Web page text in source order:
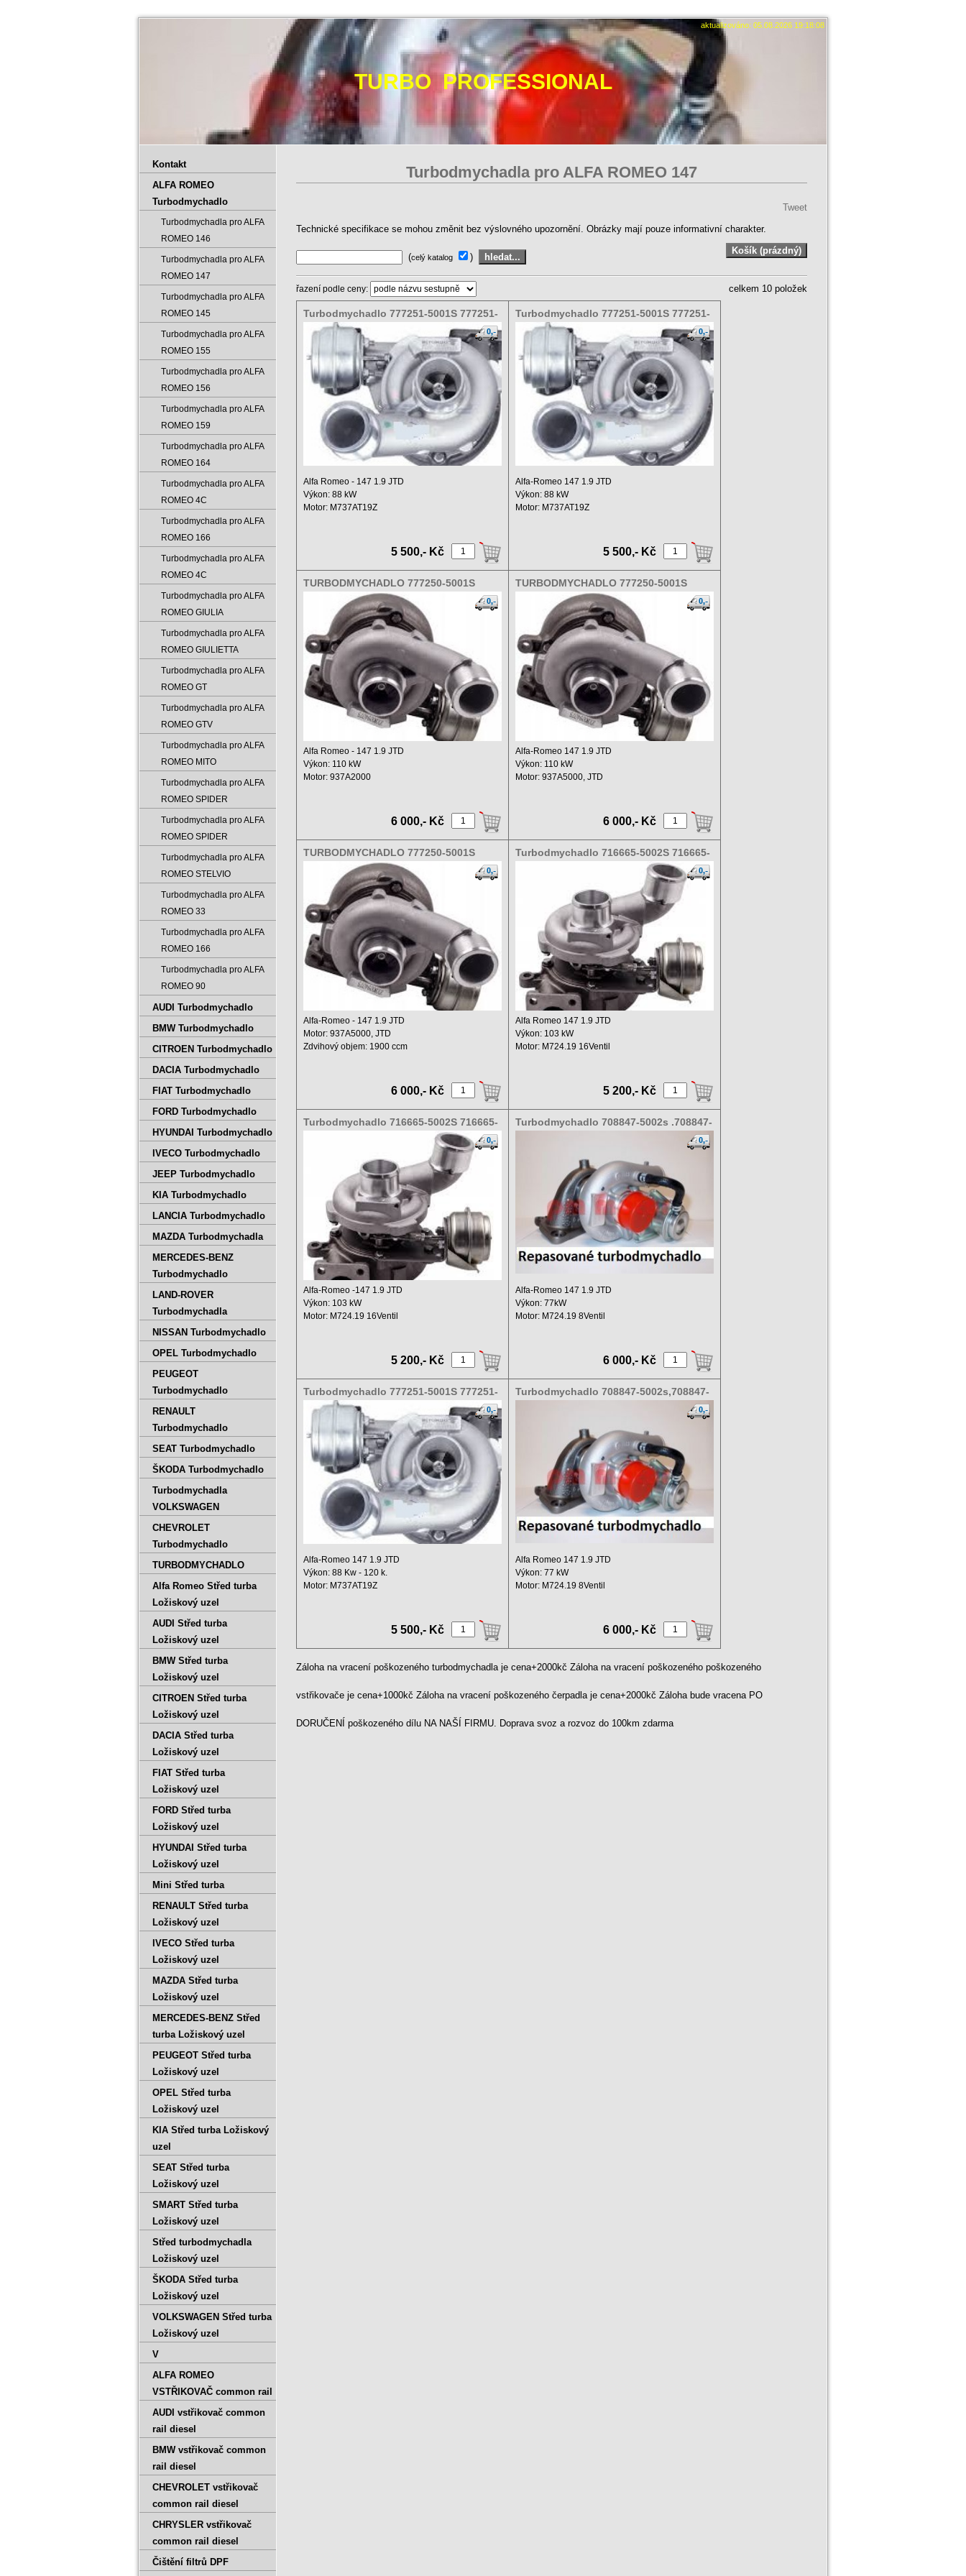
aktualizováno: 05.08.2026 19:18:08
TURBO PROFESSIONAL
Turbodmychadla pro ALFA ROMEO 147
Tweet
Technické specifikace se mohou změnit bez výslovného upozornění. Obrázky mají pouze informativní charakter.
(celý katalog )
řazení podle ceny: celkem 10 položek
Turbodmychadlo 777251-5001S 777251-
0001
Alfa Romeo - 147 1.9 JTD
Výkon: 88 kW
Motor: M737AT19Z
5 500,- Kč
Turbodmychadlo 777251-5001S 777251-
0001
Alfa-Romeo 147 1.9 JTD
Výkon: 88 kW
Motor: M737AT19Z
5 500,- Kč
TURBODMYCHADLO 777250-5001S
777250-0001
Alfa Romeo - 147 1.9 JTD
Výkon: 110 kW
Motor: 937A2000
6 000,- Kč
TURBODMYCHADLO 777250-5001S
777250-0001
Alfa-Romeo 147 1.9 JTD
Výkon: 110 kW
Motor: 937A5000, JTD
6 000,- Kč
TURBODMYCHADLO 777250-5001S
777250-0001
Alfa-Romeo - 147 1.9 JTD
Motor: 937A5000, JTD
Zdvihový objem: 1900 ccm
6 000,- Kč
Turbodmychadlo 716665-5002S 716665-
Alfa Romeo 147 1.9 JTD
Výkon: 103 kW
Motor: M724.19 16Ventil
5 200,- Kč
Turbodmychadlo 716665-5002S 716665-
Alfa-Romeo -147 1.9 JTD
Výkon: 103 kW
Motor: M724.19 16Ventil
5 200,- Kč
Turbodmychadlo 708847-5002s .708847-
Alfa-Romeo 147 1.9 JTD
Výkon: 77kW
Motor: M724.19 8Ventil
6 000,- Kč
Turbodmychadlo 777251-5001S 777251-
0001
Alfa-Romeo 147 1.9 JTD
Výkon: 88 Kw - 120 k.
Motor: M737AT19Z
5 500,- Kč
Turbodmychadlo 708847-5002s,708847-
Alfa Romeo 147 1.9 JTD
Výkon: 77 kW
Motor: M724.19 8Ventil
6 000,- Kč
Záloha na vracení poškozeného turbodmychadla je cena+2000kč Záloha na vracení poškozeného poškozeného
vstřikovače je cena+1000kč Záloha na vracení poškozeného čerpadla je cena+2000kč Záloha bude vracena PO
DORUČENÍ poškozeného dílu NA NAŠÍ FIRMU. Doprava svoz a rozvoz do 100km zdarma
Kontakt
ALFA ROMEO
Turbodmychadlo
Turbodmychadla pro ALFA
ROMEO 146
Turbodmychadla pro ALFA
ROMEO 147
Turbodmychadla pro ALFA
ROMEO 145
Turbodmychadla pro ALFA
ROMEO 155
Turbodmychadla pro ALFA
ROMEO 156
Turbodmychadla pro ALFA
ROMEO 159
Turbodmychadla pro ALFA
ROMEO 164
Turbodmychadla pro ALFA
ROMEO 4C
Turbodmychadla pro ALFA
ROMEO 166
Turbodmychadla pro ALFA
ROMEO 4C
Turbodmychadla pro ALFA
ROMEO GIULIA
Turbodmychadla pro ALFA
ROMEO GIULIETTA
Turbodmychadla pro ALFA
ROMEO GT
Turbodmychadla pro ALFA
ROMEO GTV
Turbodmychadla pro ALFA
ROMEO MITO
Turbodmychadla pro ALFA
ROMEO SPIDER
Turbodmychadla pro ALFA
ROMEO SPIDER
Turbodmychadla pro ALFA
ROMEO STELVIO
Turbodmychadla pro ALFA
ROMEO 33
Turbodmychadla pro ALFA
ROMEO 166
Turbodmychadla pro ALFA
ROMEO 90
AUDI Turbodmychadlo
BMW Turbodmychadlo
CITROEN Turbodmychadlo
DACIA Turbodmychadlo
FIAT Turbodmychadlo
FORD Turbodmychadlo
HYUNDAI Turbodmychadlo
IVECO Turbodmychadlo
JEEP Turbodmychadlo
KIA Turbodmychadlo
LANCIA Turbodmychadlo
MAZDA Turbodmychadla
MERCEDES-BENZ
Turbodmychadlo
LAND-ROVER
Turbodmychadla
NISSAN Turbodmychadlo
OPEL Turbodmychadlo
PEUGEOT
Turbodmychadlo
RENAULT
Turbodmychadlo
SEAT Turbodmychadlo
ŠKODA Turbodmychadlo
Turbodmychadla
VOLKSWAGEN
CHEVROLET
Turbodmychadlo
TURBODMYCHADLO
Alfa Romeo Střed turba
Ložiskový uzel
AUDI Střed turba
Ložiskový uzel
BMW Střed turba
Ložiskový uzel
CITROEN Střed turba
Ložiskový uzel
DACIA Střed turba
Ložiskový uzel
FIAT Střed turba
Ložiskový uzel
FORD Střed turba
Ložiskový uzel
HYUNDAI Střed turba
Ložiskový uzel
Mini Střed turba
RENAULT Střed turba
Ložiskový uzel
IVECO Střed turba
Ložiskový uzel
MAZDA Střed turba
Ložiskový uzel
MERCEDES-BENZ Střed
turba Ložiskový uzel
PEUGEOT Střed turba
Ložiskový uzel
OPEL Střed turba
Ložiskový uzel
KIA Střed turba Ložiskový
uzel
SEAT Střed turba
Ložiskový uzel
SMART Střed turba
Ložiskový uzel
Střed turbodmychadla
Ložiskový uzel
ŠKODA Střed turba
Ložiskový uzel
VOLKSWAGEN Střed turba
Ložiskový uzel
V
ALFA ROMEO
VSTŘIKOVAČ common rail
AUDI vstřikovač common
rail diesel
BMW vstřikovač common
rail diesel
CHEVROLET vstřikovač
common rail diesel
CHRYSLER vstřikovač
common rail diesel
Čištění filtrů DPF